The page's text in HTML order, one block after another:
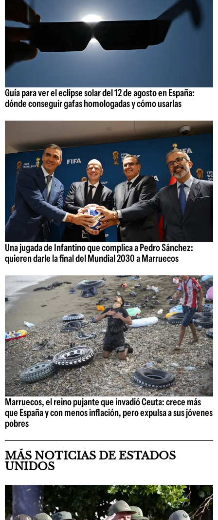
Guía para ver el eclipse solar del 12 de agosto en España:
dónde conseguir gafas homologadas y cómo usarlas
Una jugada de Infantino que complica a Pedro Sánchez:
quieren darle la final del Mundial 2030 a Marruecos
Marruecos, el reino pujante que invadió Ceuta: crece más
que España y con menos inflación, pero expulsa a sus jóvenes
pobres
MÁS NOTICIAS DE ESTADOS
UNIDOS